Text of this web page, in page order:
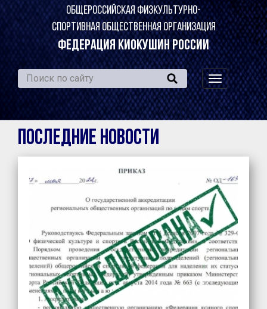
ОБЩЕРОССИЙСКАЯ ФИЗКУЛЬТУРНО-
СПОРТИВНАЯ ОБЩЕСТВЕННАЯ ОРГАНИЗАЦИЯ
ФЕДЕРАЦИЯ КИОКУШИН РОССИИ
навигация
по
сайту
Последние новости